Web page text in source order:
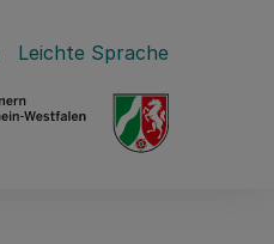
Leichte Sprache